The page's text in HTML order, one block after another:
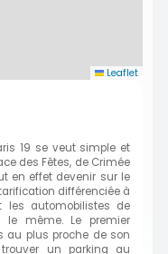
Leaflet
19 se veut simple et
des Fêtes, de Crimée
en effet devenir sur le
différenciée à
les automobilistes de
le même. Le premier
au plus proche de son
un parking au